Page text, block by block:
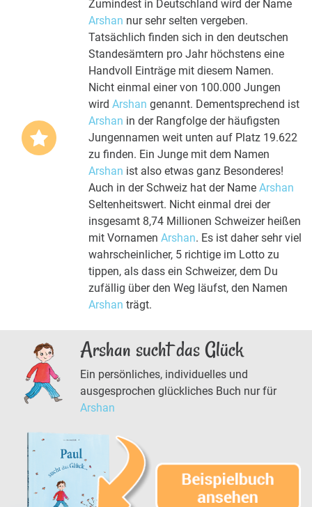
Zumindest in Deutschland wird der Name
Arshan nur sehr selten vergeben.
Tatsächlich finden sich in den deutschen
Standesämtern pro Jahr höchstens eine
Handvoll Einträge mit diesem Namen.
Nicht einmal einer von 100.000 Jungen
wird Arshan genannt. Dementsprechend ist
Arshan in der Rangfolge der häufigsten
Jungennamen weit unten auf Platz 19.622
zu finden. Ein Junge mit dem Namen
Arshan ist also etwas ganz Besonderes!
Auch in der Schweiz hat der Name Arshan
Seltenheitswert. Nicht einmal drei der
insgesamt 8,74 Millionen Schweizer heißen
mit Vornamen Arshan. Es ist daher sehr viel
wahrscheinlicher, 5 richtige im Lotto zu
tippen, als dass ein Schweizer, dem Du
zufällig über den Weg läufst, den Namen
Arshan trägt.
Arshan sucht das Glück
Ein persönliches, individuelles und
ausgesprochen glückliches Buch nur für
Arshan